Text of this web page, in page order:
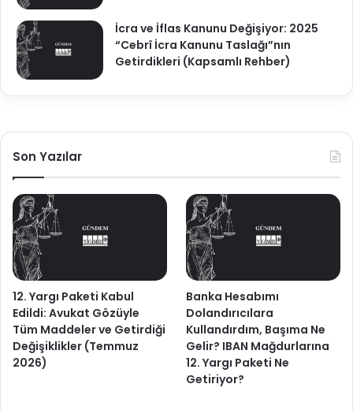
İcra ve İflas Kanunu Değişiyor: 2025
“Cebrî İcra Kanunu Taslağı”nın
Getirdikleri (Kapsamlı Rehber)
Son Yazılar
12. Yargı Paketi Kabul
Edildi: Avukat Gözüyle
Tüm Maddeler ve Getirdiği
Değişiklikler (Temmuz
2026)
Banka Hesabımı
Dolandırıcılara
Kullandırdım, Başıma Ne
Gelir? IBAN Mağdurlarına
12. Yargı Paketi Ne
Getiriyor?